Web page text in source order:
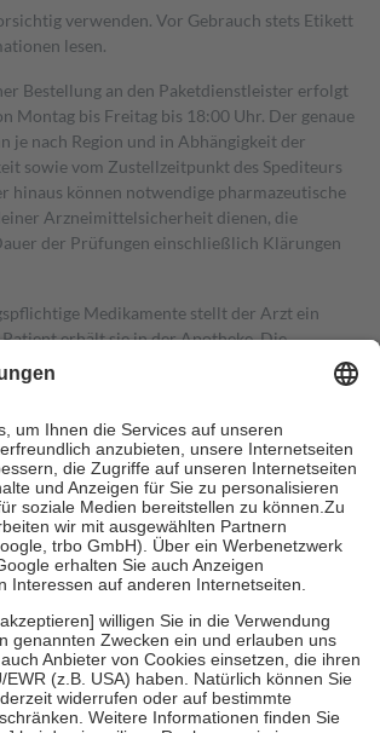
verwenden. Vor Gebrauch stets Etikett
lesen.
Bestellung an den Paketdienstleister erfolgt
Montag bis Freitag bis 18:00 Uhr. Der genaue
je nach Region und in Abhängigkeit der
sowie vom Zustellzeitpunkt des Spediteurs
hinaus können notwendige pharmazeutische
Arzneimittelsicherheit dienen, die
der Prüfungen einschließlich Klärungen
Medikamente stellt der Arzt ein
Patient erhält sie in der Apotheke. Die
übernimmt in der Regel die
trägt einen Teil davon als Zuzahlung
Mitglieder Zuzahlungen in Höhe von zehn
mindestens jedochfünf Euround
Es sind jedoch nie mehr als die tatsächlichen
zu entrichten.
grundsätzlich auch für Online-Apotheken.
Krankenpflege beträgt die
der Kosten sowie zehn Euro je
der Versicherten für ihre eigene Gesundheit zu
Stellung der Familie zu unterstützen,
an bei:
bis zum vollendeten 18. Lebensjahr